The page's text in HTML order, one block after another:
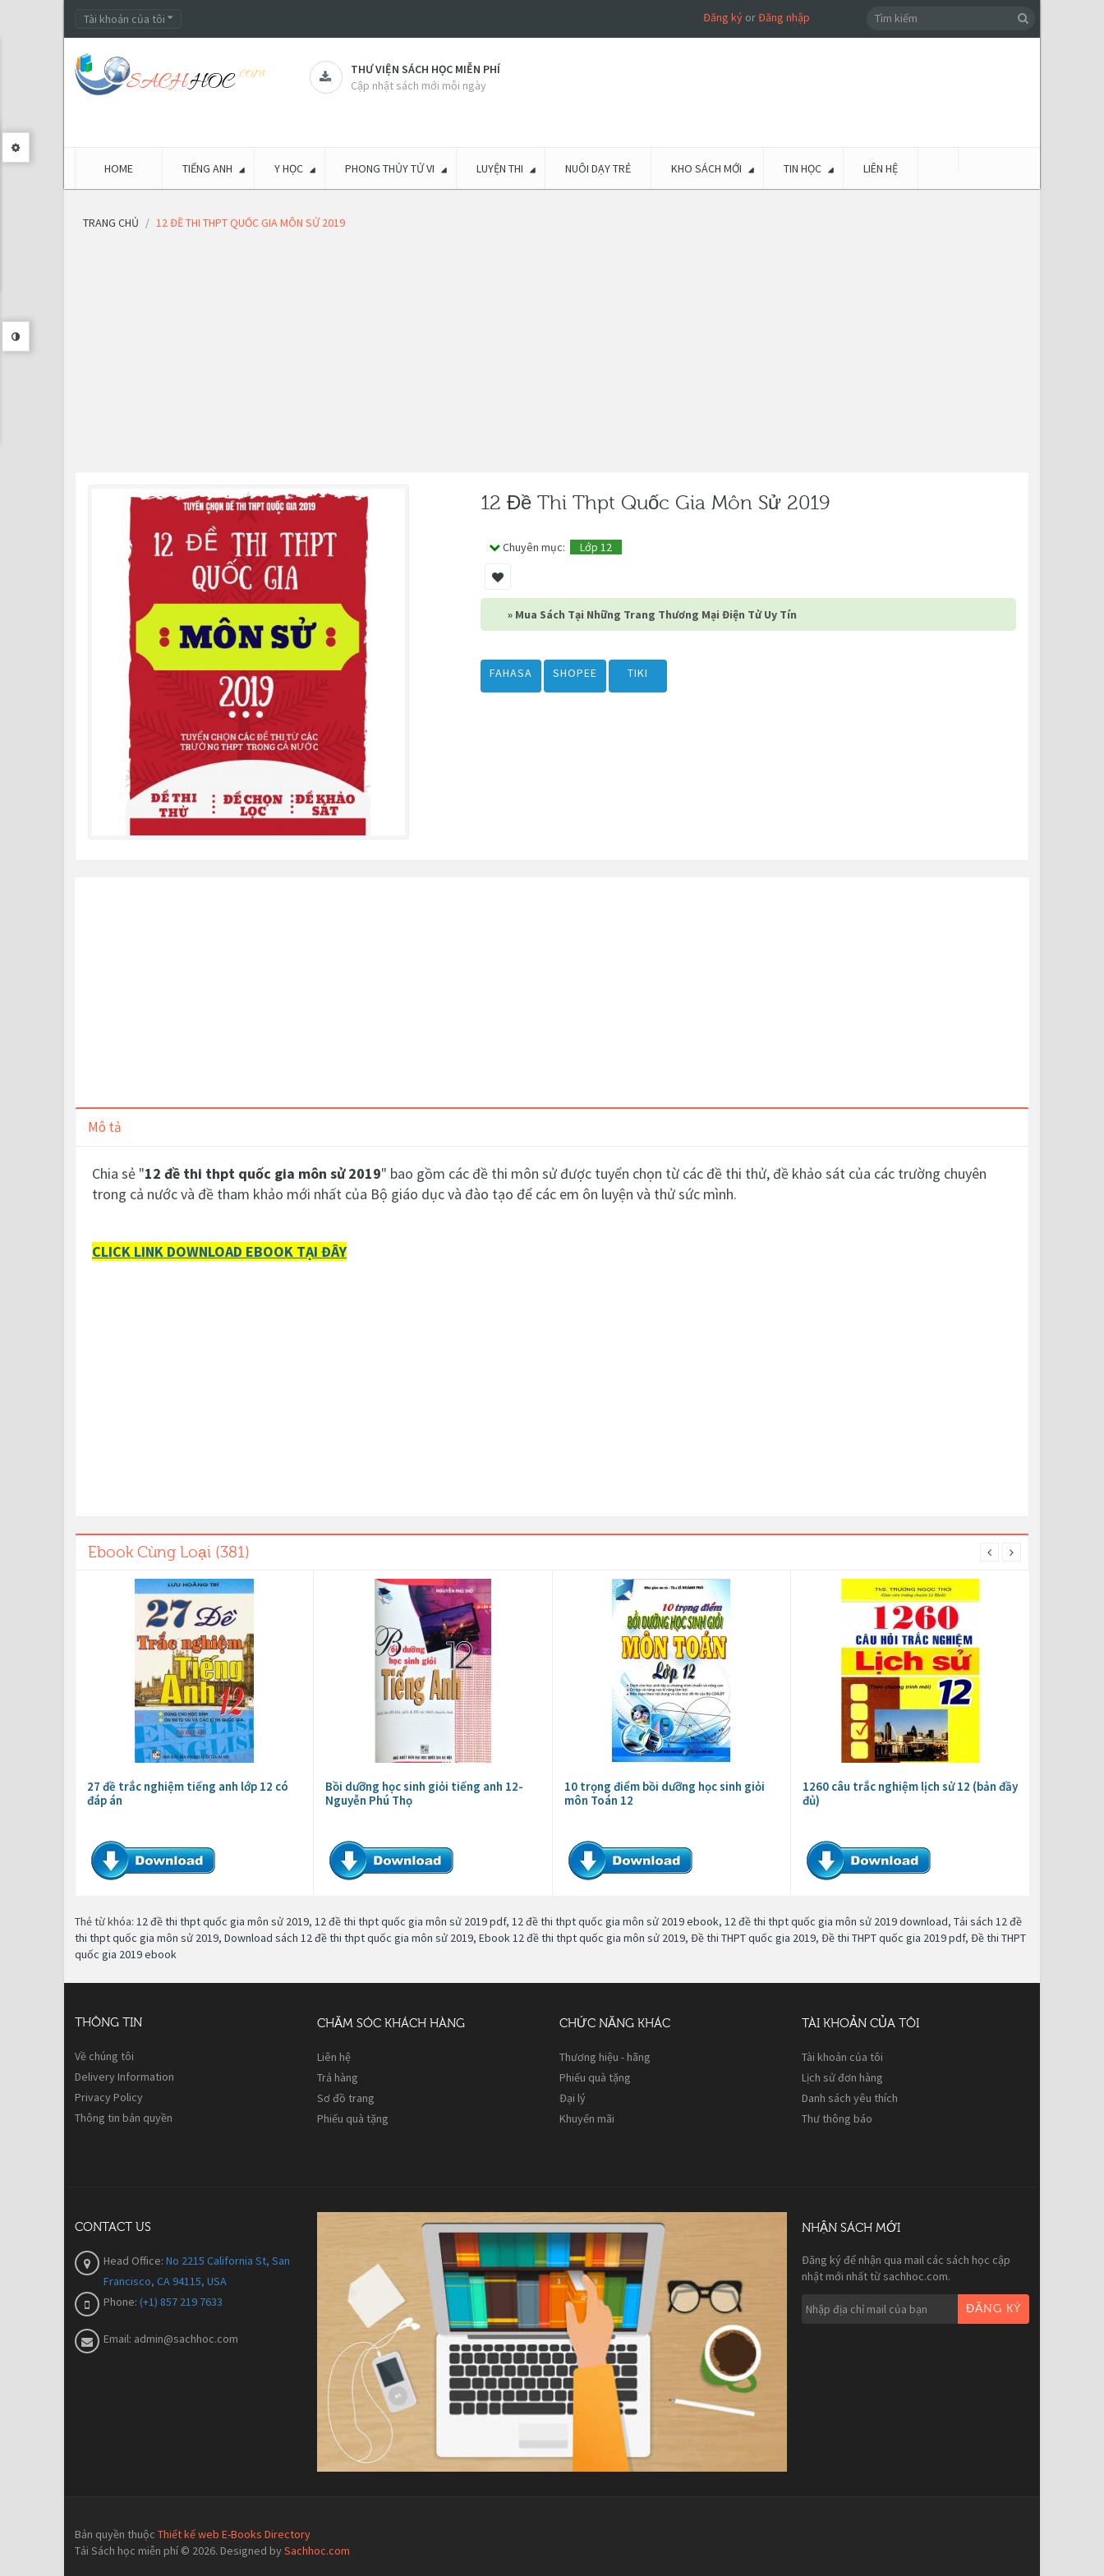
Tài khoản của tôi Đăng kýorĐăng nhập
THƯ VIỆN SÁCH HỌC MIỄN PHÍ
Cập nhật sách mới mỗi ngày
HOME TIẾNG ANH Y HỌC PHONG THỦY TỬ VI LUYỆN THI NUÔI DẠY TRẺ KHO SÁCH MỚI TIN HỌC LIÊN HỆ
TRANG CHỦ 12 ĐỀ THI THPT QUỐC GIA MÔN SỬ 2019
12 Đề Thi Thpt Quốc Gia Môn Sử 2019
Chuyên mục: Lớp 12
» Mua Sách Tại Những Trang Thương Mại Điện Tử Uy Tín
FAHASA SHOPEE TIKI
Mô tả
Chia sẻ "12 đề thi thpt quốc gia môn sử 2019" bao gồm các đề thi môn sử được tuyển chọn từ các đề thi thử, đề khảo sát của các trường chuyên
trong cả nước và đề tham khảo mới nhất của Bộ giáo dục và đào tạo để các em ôn luyện và thử sức mình.
CLICK LINK DOWNLOAD EBOOK TẠI ĐÂY
Ebook Cùng Loại (381)
27 đề trắc nghiệm tiếng anh lớp 12 có
đáp án
Bồi dưỡng học sinh giỏi tiếng anh 12-
Nguyễn Phú Thọ
10 trọng điểm bồi dưỡng học sinh giỏi
môn Toán 12
1260 câu trắc nghiệm lịch sử 12 (bản đầy
đủ)
Thẻ từ khóa: 12 đề thi thpt quốc gia môn sử 2019, 12 đề thi thpt quốc gia môn sử 2019 pdf, 12 đề thi thpt quốc gia môn sử 2019 ebook, 12 đề thi thpt quốc gia môn sử 2019 download, Tải sách 12 đề
thi thpt quốc gia môn sử 2019, Download sách 12 đề thi thpt quốc gia môn sử 2019, Ebook 12 đề thi thpt quốc gia môn sử 2019, Đề thi THPT quốc gia 2019, Đề thi THPT quốc gia 2019 pdf, Đề thi THPT
quốc gia 2019 ebook
THÔNG TIN
Về chúng tôi
Delivery Information
Privacy Policy
Thông tin bản quyền
CHĂM SÓC KHÁCH HÀNG
Liên hệ
Trả hàng
Sơ đồ trang
Phiếu quà tặng
CHỨC NĂNG KHÁC
Thương hiệu - hãng
Phiếu quà tặng
Đại lý
Khuyến mãi
TÀI KHOẢN CỦA TÔI
Tài khoản của tôi
Lịch sử đơn hàng
Danh sách yêu thích
Thư thông báo
CONTACT US
Head Office: No 2215 California St, San
Francisco, CA 94115, USA
Phone: (+1) 857 219 7633
Email: admin@sachhoc.com
NHẬN SÁCH MỚI
Đăng ký để nhận qua mail các sách học cập
nhật mới nhất từ sachhoc.com.
ĐĂNG KÝ
Bản quyền thuộc Thiết kế web E-Books Directory
Tải Sách học miễn phí © 2026. Designed by Sachhoc.com